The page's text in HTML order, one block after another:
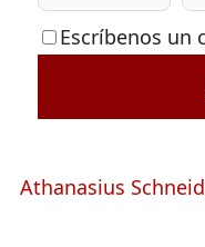
Escríbenos un
Athanasius